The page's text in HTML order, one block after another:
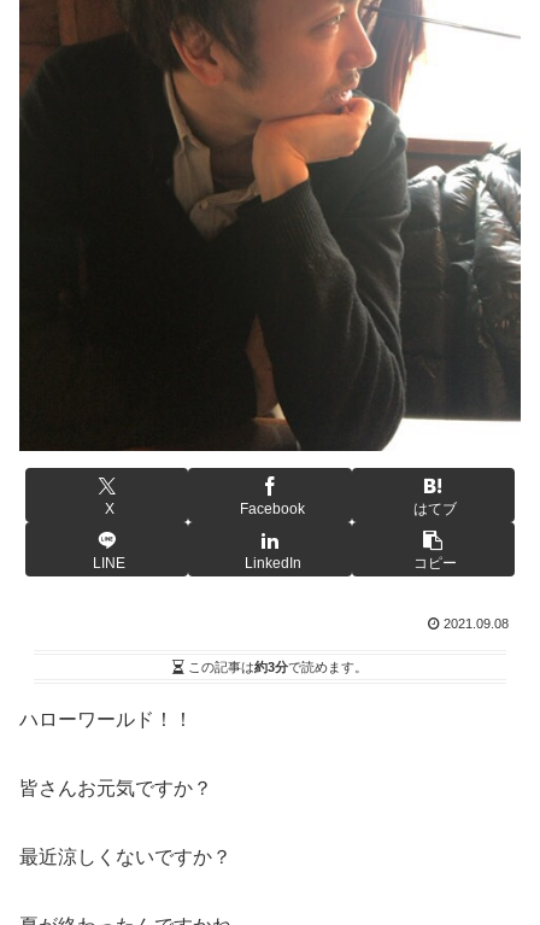
X Facebook はてブ
LINE LinkedIn コピー
2021.09.08
この記事は約3分で読めます。
ハローワールド！！
皆さんお元気ですか？
最近涼しくないですか？